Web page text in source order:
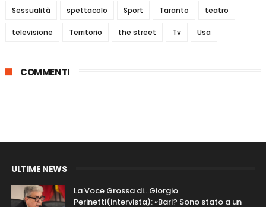
Sessualità spettacolo Sport Taranto teatro
televisione Territorio the street Tv Usa
COMMENTI
ULTIME NEWS
La Voce Grossa di…Giorgio
Perinetti(intervista): «Bari? Sono stato a un